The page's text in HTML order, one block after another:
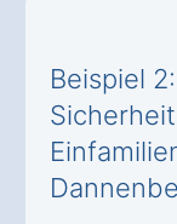
Beispiel